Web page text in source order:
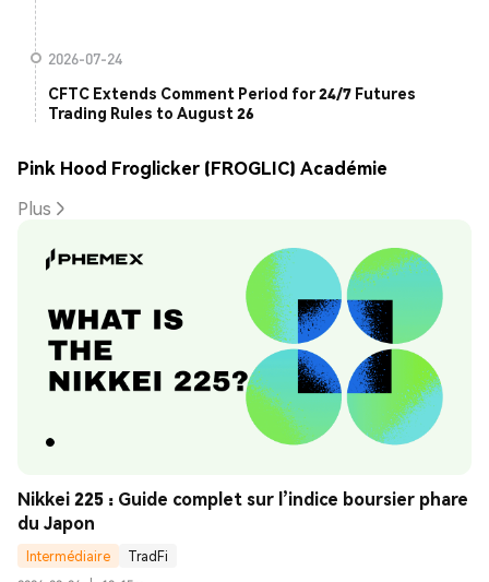
2026-07-24
CFTC Extends Comment Period for 24/7 Futures
Trading Rules to August 26
Pink Hood Froglicker (FROGLIC) Académie
Plus
Nikkei 225 : Guide complet sur l’indice boursier phare
du Japon
Intermédiaire
TradFi